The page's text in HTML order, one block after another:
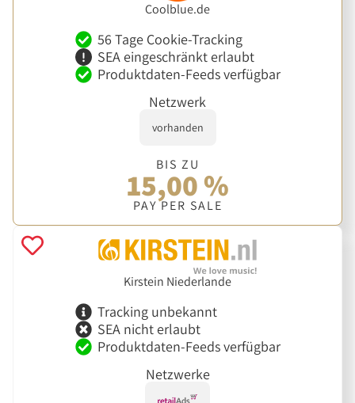
Coolblue.de
56 Tage Cookie-Tracking
SEA eingeschränkt erlaubt
Produktdaten-Feeds verfügbar
Netzwerk
vorhanden
BIS ZU
15,00 %
PAY PER SALE
Kirstein Niederlande
Tracking unbekannt
SEA nicht erlaubt
Produktdaten-Feeds verfügbar
Netzwerke